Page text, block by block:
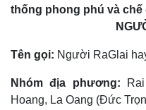
thống phong phú và
Tên gọi: Người RaGlai
Nhóm địa phương:
Hoang, La Oang (Ðức